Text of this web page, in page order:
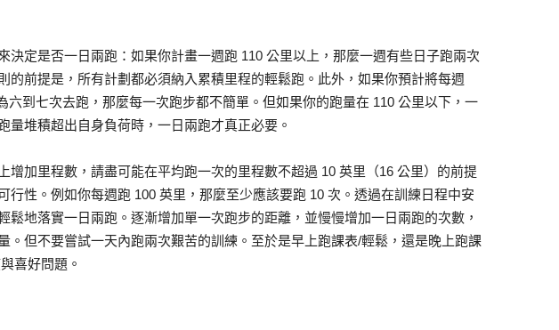
決定是否一日兩跑：如果你計畫一週跑 110 公里以上，那麼一週有些日子跑兩次
的前提是，所有計劃都必須納入累積里程的輕鬆跑。此外，如果你預計將每週
六到七次去跑，那麼每一次跑步都不簡單。但如果你的跑量在 110 公里以下，一
量堆積超出自身負荷時，一日兩跑才真正必要。
增加里程數，請盡可能在平均跑一次的里程數不超過 10 英里（16 公里）的前提
行性。例如你每週跑 100 英里，那麼至少應該要跑 10 次。透過在訓練日程中安
鬆地落實一日兩跑。逐漸增加單一次跑步的距離，並慢慢增加一日兩跑的次數，
。但不要嘗試一天內跑兩次艱苦的訓練。至於是早上跑課表/輕鬆，還是晚上跑課
喜好問題。